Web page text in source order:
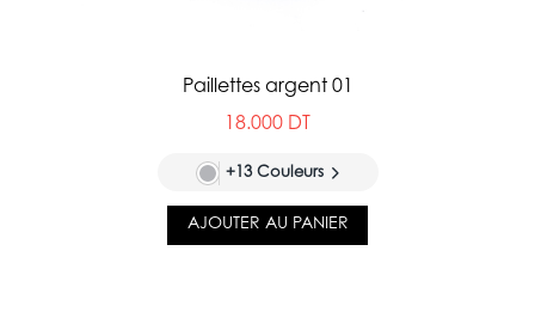
Paillettes argent 01
18.000 DT
+13 Couleurs
AJOUTER AU PANIER